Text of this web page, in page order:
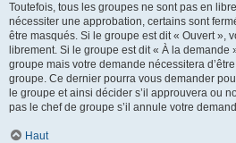
Toutefois, tous les groupes ne sont pas en
nécessiter une approbation, certains sont
être masqués. Si le groupe est dit « Ouvert »,
librement. Si le groupe est dit « À la demande
groupe mais votre demande nécessitera
groupe. Ce dernier pourra vous demander
le groupe et ainsi décider s’il approuvera ou
pas le chef de groupe s’il annule votre
Haut